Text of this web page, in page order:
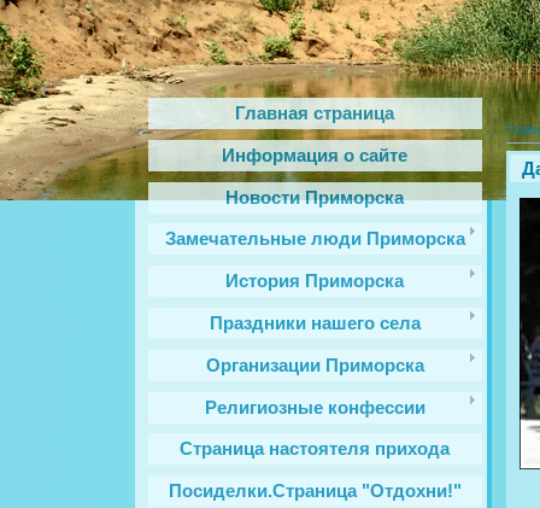
Главная страница
Информация о сайте
Новости Приморска
Замечательные люди Приморска
История Приморска
Праздники нашего села
Организации Приморска
Религиозные конфессии
Cтраница настоятеля прихода
Посиделки.Страница "Отдохни!"